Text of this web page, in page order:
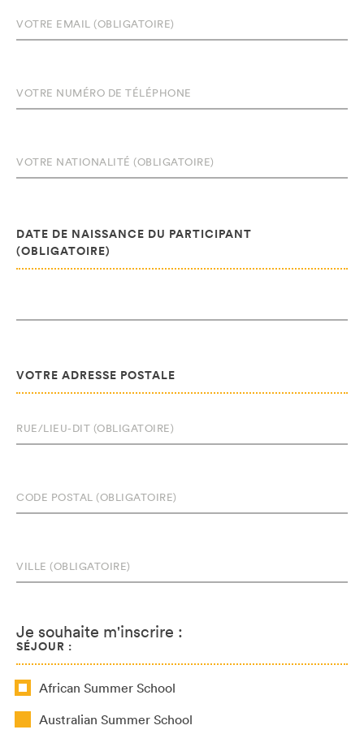
DATE DE NAISSANCE DU PARTICIPANT
(OBLIGATOIRE)
VOTRE ADRESSE POSTALE
Je souhaite m'inscrire :
SÉJOUR :
African Summer School
Australian Summer School